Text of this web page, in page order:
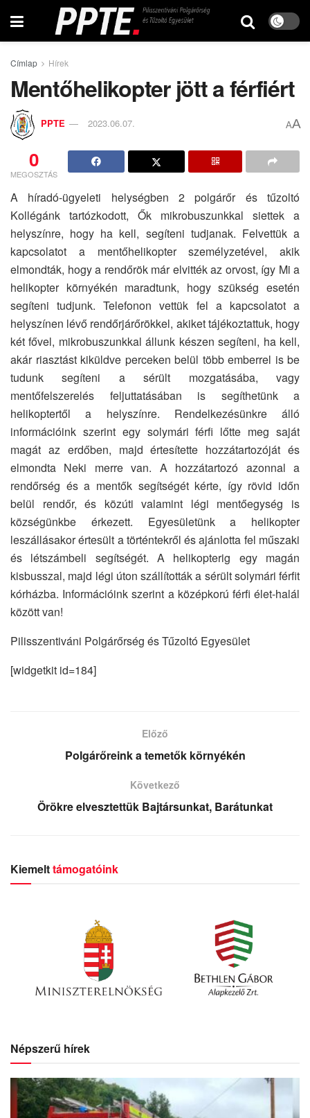
Címlap Hírek
Mentőhelikopter jött a férfiért
PPTE 2023.06.07. AA
0
MEGOSZTÁS
A híradó-ügyeleti helységben 2 polgárőr és tűzoltó
Kollégánk tartózkodott, Ők mikrobuszunkkal siettek a
helyszínre, hogy ha kell, segíteni tudjanak. Felvettük a
kapcsolatot a mentőhelikopter személyzetével, akik
elmondták, hogy a rendőrök már elvitték az orvost, így Mi a
helikopter környékén maradtunk, hogy szükség esetén
segíteni tudjunk. Telefonon vettük fel a kapcsolatot a
helyszínen lévő rendőrjárőrökkel, akiket tájékoztattuk, hogy
két fővel, mikrobuszunkkal állunk készen segíteni, ha kell,
akár riasztást kiküldve perceken belül több emberrel is be
tudunk segíteni a sérült mozgatásába, vagy
mentőfelszerelés feljuttatásában is segíthetünk a
helikoptertől a helyszínre. Rendelkezésünkre álló
információink szerint egy solymári férfi lőtte meg saját
magát az erdőben, majd értesítette hozzátartozóját és
elmondta Neki merre van. A hozzátartozó azonnal a
rendőrség és a mentők segítségét kérte, így rövid időn
belül rendőr, és közúti valamint légi mentőegység is
községünkbe érkezett. Egyesületünk a helikopter
leszállásakor értesült a történtekről és ajánlotta fel műszaki
és létszámbeli segítségét. A helikopterig egy magán
kisbusszal, majd légi úton szállították a sérült solymári férfit
kórházba. Információink szerint a középkorú férfi élet-halál
között van!
Pilisszentiváni Polgárőrség és Tűzoltó Egyesület
[widgetkit id=184]
Előző
Polgárőreink a temetők környékén
Következő
Örökre elvesztettük Bajtársunkat, Barátunkat
Kiemelttámogatóink
Népszerű hírek